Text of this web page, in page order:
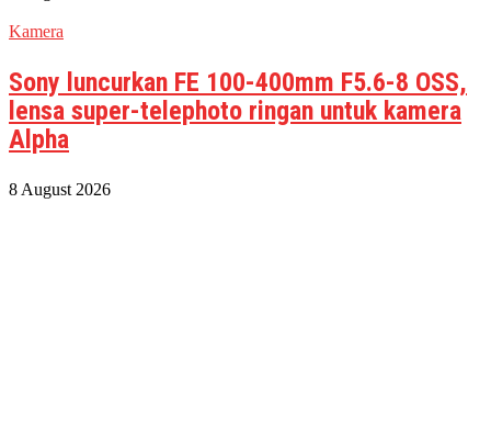
Kamera
Sony luncurkan FE 100-400mm F5.6-8 OSS,
lensa super-telephoto ringan untuk kamera
Alpha
8 August 2026